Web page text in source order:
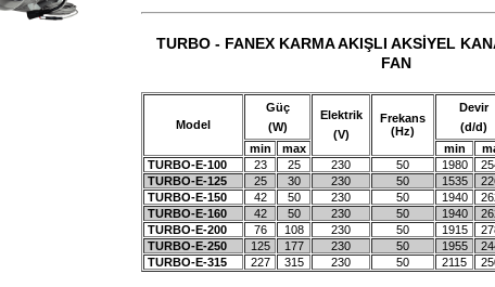
TURBO - FANEX KARMA AKIŞLI AKSİYEL
FAN
Model
Güç
(W)
Elektrik
(V)
Frekans
(Hz)
Devir
(d/d)
min
max min
TURBO-E-100
23 25 230 50 1980
TURBO-E-125
25 30 230 50 1535
TURBO-E-150
42 50 230 50 1940
TURBO-E-160
42 50 230 50 1940
TURBO-E-200
76 108 230 50 1915
TURBO-E-250
125 177 230 50 1955
TURBO-E-315
227 315 230 50 2115